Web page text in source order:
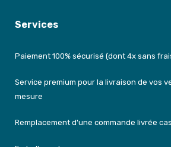
Services
Paiement 100% sécurisé (dont 4x sans
Service premium pour la livraison de vos
mesure
Remplacement d'une commande livrée